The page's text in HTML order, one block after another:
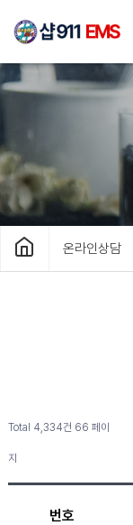
온라인상담
Total 4,334건 66 페이
지
번호